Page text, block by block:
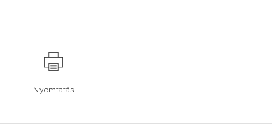
Nyomtatás